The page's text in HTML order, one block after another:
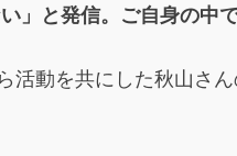
と発信。ご自身の中
動を共にした秋山さ